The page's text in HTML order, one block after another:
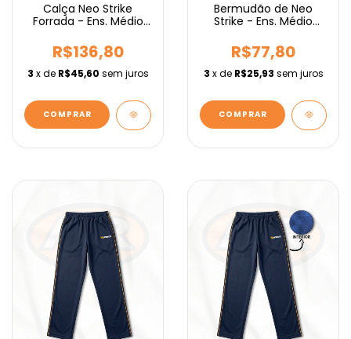
Calça Neo Strike
Forrada - Ens. Médio
R$136,80
3 x de R$45,60 sem juros
COMPRAR
Bermudão de Neo
Strike - Ens. Médio
R$77,80
3 x de R$25,93 sem juros
COMPRAR